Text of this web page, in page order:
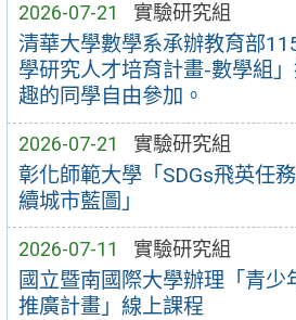
2026-07-21 實驗研究組
清華大學數學系承辦教育部
學研究人才培育計畫-數學組
趣的同學自由參加。
2026-07-21 實驗研究組
彰化師範大學「SDGs飛英任
續城市藍圖」
2026-07-11 實驗研究組
國立暨南國際大學辦理「青少
推廣計畫」線上課程